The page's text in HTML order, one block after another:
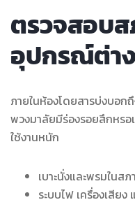
ตรวจสอบส
อุปกรณ์ต่า
ภายในห้องโดยสารบ่งบอก
พวงมาลัยมีร่องรอยสึกหร
ใช้งานหนัก
เบาะนั่งและพรมในส
ระบบไฟ เครื่องเสียง